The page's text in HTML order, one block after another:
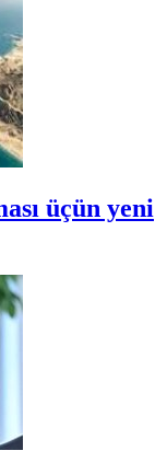
üçün yeni